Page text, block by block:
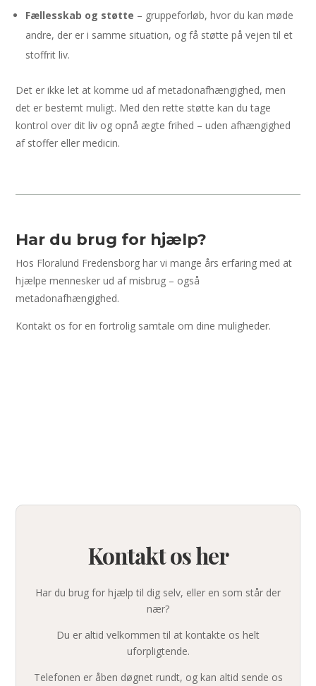
Fællesskab og støtte – gruppeforløb, hvor du kan møde
andre, der er i samme situation, og få støtte på vejen til et
stoffrit liv.
Det er ikke let at komme ud af metadonafhængighed, men
det er bestemt muligt. Med den rette støtte kan du tage
kontrol over dit liv og opnå ægte frihed – uden afhængighed
af stoffer eller medicin.
Har du brug for hjælp?
Hos Floralund Fredensborg har vi mange års erfaring med at
hjælpe mennesker ud af misbrug – også
metadonafhængighed.
Kontakt os for en fortrolig samtale om dine muligheder.
Kontakt os her
Har du brug for hjælp til dig selv, eller en som står der
nær?
Du er altid velkommen til at kontakte os helt
uforpligtende.
Telefonen er åben døgnet rundt, og kan altid sende os